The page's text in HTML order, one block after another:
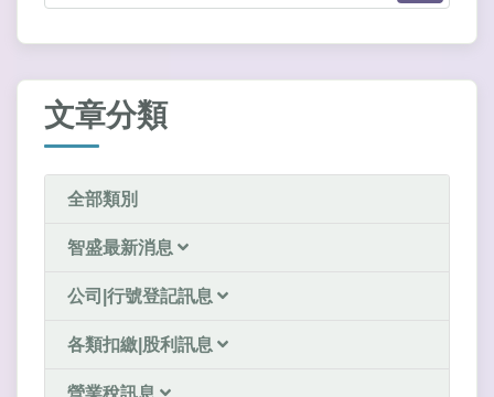
文章分類
全部類別
智盛最新消息
公司|行號登記訊息
各類扣繳|股利訊息
營業稅訊息